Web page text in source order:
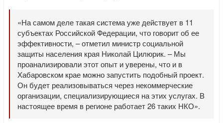
«На самом деле такая система уже действует в 11
субъектах Российской Федерации, что говорит об ее
эффективности, – отметил министр социальной
защиты населения края Николай Цилюрик. – Мы
проанализировали этот опыт и уверены, что и в
Хабаровском крае можно запустить подобный проект.
Он будет реализовываться через некоммерческие
организации, специализирующиеся на этих услугах. В
настоящее время в регионе работает 26 таких НКО».